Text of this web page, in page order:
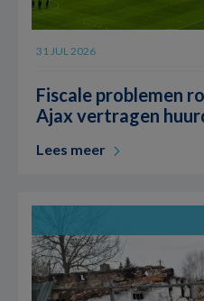
31 JUL 2026
Fiscale problemen
Ajax vertragen
Lees meer